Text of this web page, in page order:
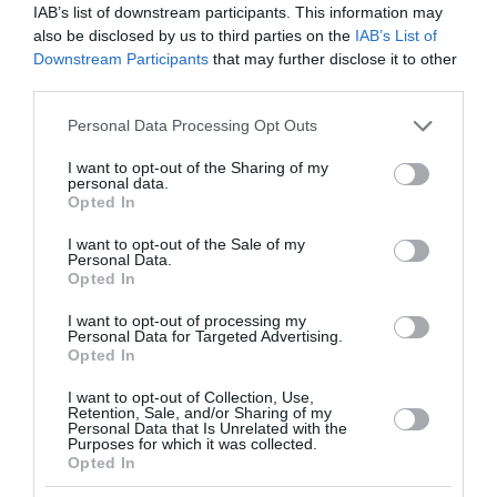
IAB’s list of downstream participants. This information may
also be disclosed by us to third parties on the IAB’s List of
Downstream Participants that may further disclose it to other
Please note that this website/app uses one or more Google
not limited to your visit or usage behaviour. You may click to
grant or deny consent to Google and its third-party tags to
use your data for below specified purposes in below Google
consent section.
Personal Data Processing Opt Outs
I want to opt-out of the Sharing of my
personal data.
Opted In
I want to opt-out of the Sale of my
Personal Data.
Opted In
I want to opt-out of processing my
Personal Data for Targeted Advertising.
Opted In
I want to opt-out of Collection, Use,
Retention, Sale, and/or Sharing of my
Personal Data that Is Unrelated with the
Purposes for which it was collected.
Opted In
07-2026)
Διαβάστε τα πρωτοσέλιδα από τις πολιτικές,
αθλητικές και οικονομικές εφημερίδες.
07:30 | 31 Ιουλίου 2026 Media